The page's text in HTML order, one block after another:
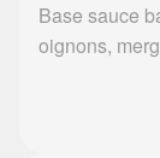
Base sauce
oignons,